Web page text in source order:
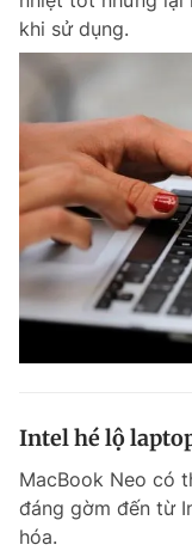
khi sử dụng.
Intel hé lộ
MacBook Neo có
đáng gờm đến từ
hóa.